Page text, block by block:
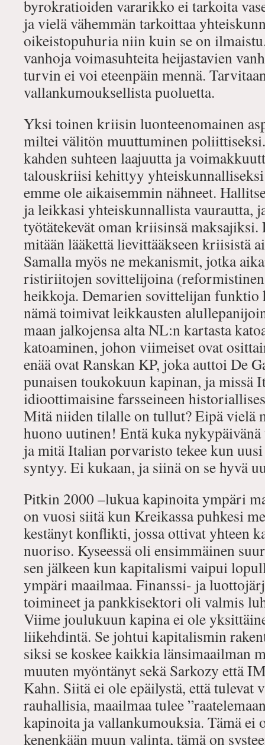
byrokratioiden vararikko ei tarkoita
ja vielä vähemmän tarkoittaa
oikeistopuhuria niin kuin se on
vanhoja voimasuhteita heijastavien
turvin ei voi eteenpäin mennä.
vallankumouksellista puoluetta.
Yksi toinen kriisin luonteenomainen
miltei välitön muuttuminen
kahden suhteen laajuutta ja
talouskriisi kehittyy
emme ole aikaisemmin nähneet.
ja leikkasi yhteiskunnallista vaurautta,
työtätekevät oman kriisinsä
mitään lääkettä lievittääkseen kriisistä
Samalla myös ne mekanismit, jotka
ristiriitojen sovittelijoina (reformistinen
heikkoja. Demarien sovittelijan funktio
nämä toimivat leikkausten
maan jalkojensa alta NL:n kartasta
katoaminen, johon viimeiset ovat
enää ovat Ranskan KP, joka auttoi De
punaisen toukokuun kapinan, ja missä
idioottimaisine farsseineen
Mitä niiden tilalle on tullut? Eipä vielä
huono uutinen! Entä kuka
ja mitä Italian porvaristo tekee kun
syntyy. Ei kukaan, ja siinä on se hyvä
Pitkin 2000 –lukua kapinoita ympäri
on vuosi siitä kun Kreikassa puhkesi
kestänyt konflikti, jossa ottivat yhteen
nuoriso. Kyseessä oli ensimmäinen
sen jälkeen kun kapitalismi vaipui
ympäri maailmaa. Finanssi- ja
toimineet ja pankkisektori oli valmis
Viime joulukuun kapina ei ole
liikehdintä. Se johtui kapitalismin
siksi se koskee kaikkia länsimaailman
muuten myöntänyt sekä Sarkozy että
Kahn. Siitä ei ole epäilystä, että tulevat
rauhallisia, maailmaa tulee
kapinoita ja vallankumouksia. Tämä ei
kenenkään muun valinta, tämä on